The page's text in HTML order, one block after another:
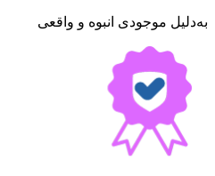
به‌دلیل موجودی انبوه و واقعی